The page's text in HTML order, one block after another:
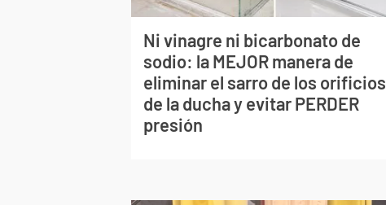
Ni vinagre ni bicarbonato de
sodio: la MEJOR manera de
eliminar el sarro de los orificios
de la ducha y evitar PERDER
presión